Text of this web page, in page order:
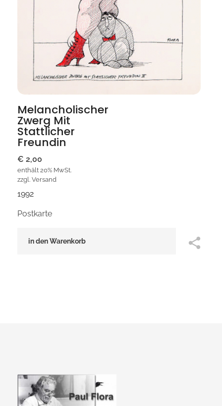
Melancholischer
Zwerg Mit
Stattlicher
Freundin
€ 2,00
enthält 20% MwSt.
zzgl. Versand
1992
Postkarte
in den Warenkorb